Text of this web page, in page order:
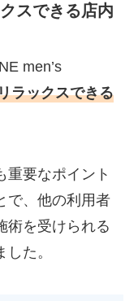
スできる店内
men’s
ラックスできる
重要なポイント
で、他の利用者
術を受けられる
た。